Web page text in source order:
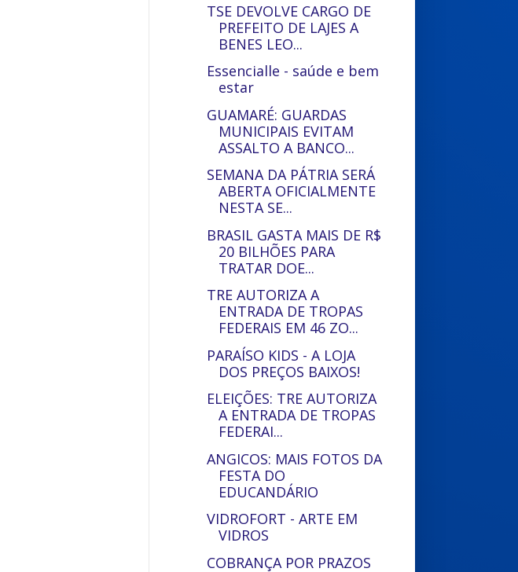
TSE DEVOLVE CARGO DE
PREFEITO DE LAJES A
BENES LEO...
Essencialle - saúde e bem
estar
GUAMARÉ: GUARDAS
MUNICIPAIS EVITAM
ASSALTO A BANCO...
SEMANA DA PÁTRIA SERÁ
ABERTA OFICIALMENTE
NESTA SE...
BRASIL GASTA MAIS DE R$
20 BILHÕES PARA
TRATAR DOE...
TRE AUTORIZA A
ENTRADA DE TROPAS
FEDERAIS EM 46 ZO...
PARAÍSO KIDS - A LOJA
DOS PREÇOS BAIXOS!
ELEIÇÕES: TRE AUTORIZA
A ENTRADA DE TROPAS
FEDERAI...
ANGICOS: MAIS FOTOS DA
FESTA DO
EDUCANDÁRIO
VIDROFORT - ARTE EM
VIDROS
COBRANÇA POR PRAZOS